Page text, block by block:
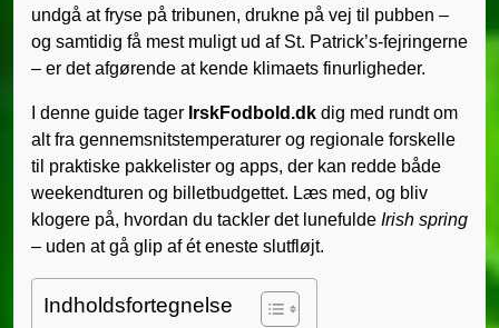
undgå at fryse på tribunen, drukne på vej til pubben –
og samtidig få mest muligt ud af St. Patrick’s-fejringerne
– er det afgørende at kende klimaets finurligheder.
I denne guide tager IrskFodbold.dk dig med rundt om
alt fra gennemsnitstemperaturer og regionale forskelle
til praktiske pakkelister og apps, der kan redde både
weekendturen og billetbudgettet. Læs med, og bliv
klogere på, hvordan du tackler det lunefulde Irish spring
– uden at gå glip af ét eneste slutfløjt.
Indholdsfortegnelse